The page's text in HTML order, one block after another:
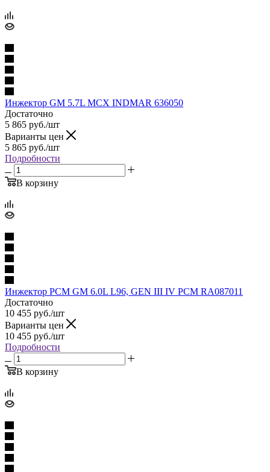
Инжектор GM 5.7L MCX INDMAR 636050
Достаточно
5 865 руб./шт
Варианты цен
5 865 руб./шт
Подробности
В корзину
Инжектор PCM GM 6.0L L96, GEN III IV PCM RA087011
Достаточно
10 455 руб./шт
Варианты цен
10 455 руб./шт
Подробности
В корзину